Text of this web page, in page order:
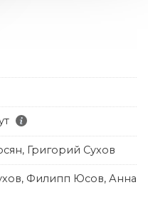
Григорий Сухов
Филипп Юсов, Анна